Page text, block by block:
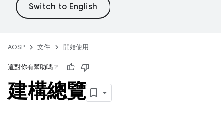
AOSP 文件 開始使用
這對你有幫助嗎？
建構總覽